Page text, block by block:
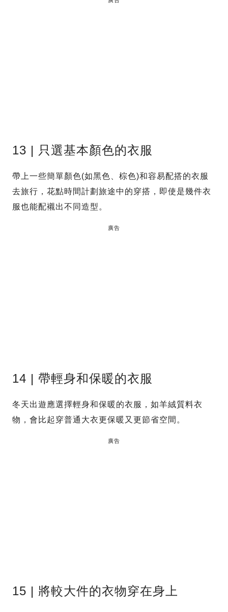
13 | 只選基本顏色的衣服
帶上一些簡單顏色(如黑色、棕色)和容易配搭的衣服
去旅行，花點時間計劃旅途中的穿搭，即使是幾件衣
服也能配襯出不同造型。
廣告
14 | 帶輕身和保暖的衣服
冬天出遊應選擇輕身和保暖的衣服，如羊絨質料衣
物，會比起穿普通大衣更保暖又更節省空間。
廣告
15 | 將較大件的衣物穿在身上